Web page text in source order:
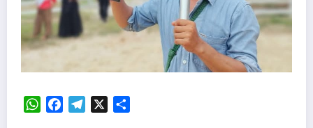
WhatsAppFacebookTelegram